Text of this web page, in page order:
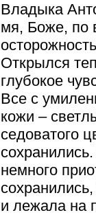
Владыка
мя, Боже, по
Открылся
глубокое
Все с
кожи –
седоватого
немного
и лежала на